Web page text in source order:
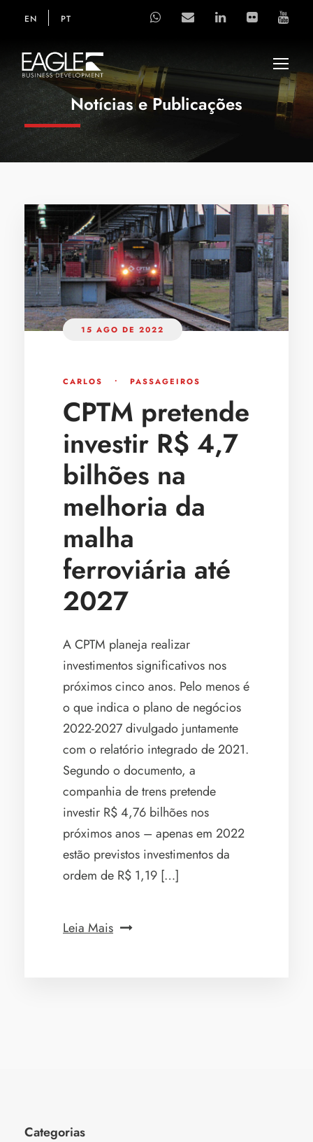
EN PT
Notícias e Publicações
15 AGO DE 2022
CARLOS • PASSAGEIROS
CPTM pretende
investir R$ 4,7
bilhões na
melhoria da
malha
ferroviária até
2027
A CPTM planeja realizar
investimentos significativos nos
próximos cinco anos. Pelo menos é
o que indica o plano de negócios
2022-2027 divulgado juntamente
com o relatório integrado de 2021.
Segundo o documento, a
companhia de trens pretende
investir R$ 4,76 bilhões nos
próximos anos – apenas em 2022
estão previstos investimentos da
ordem de R$ 1,19 […]
Leia Mais
Categorias